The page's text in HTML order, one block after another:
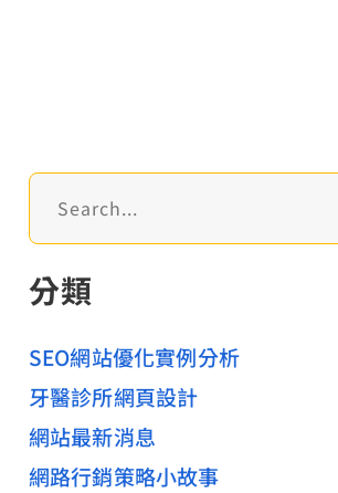
尋
鍵
:
分類
SEO網站優化實例分析
牙醫診所網頁設計
網站最新消息
網路行銷策略小故事